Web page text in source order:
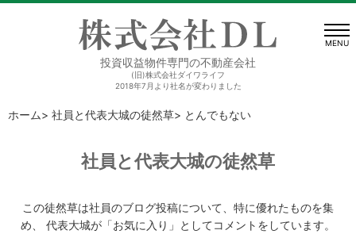
投資収益物件専門の不動産会社
(旧)株式会社ダイワライフ
2018年7月より社名が変わりました
MENU
ホーム> 社員と代表大城の徒然草> とんでもない
社員と代表大城の徒然草
この徒然草は社員のブログ投稿について、特に優れたものを集
め、
代表大城が「お気に入り」としてコメントをしています。